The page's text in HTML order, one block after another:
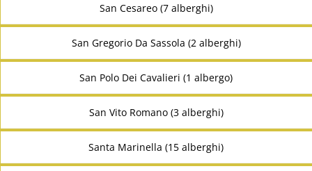
San Cesareo (7 alberghi)
San Gregorio Da Sassola (2 alberghi)
San Polo Dei Cavalieri (1 albergo)
San Vito Romano (3 alberghi)
Santa Marinella (15 alberghi)